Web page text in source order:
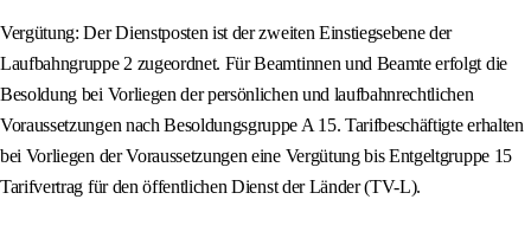
Vergütung: Der Dienstposten ist der zweiten Einstiegsebene der
Laufbahngruppe 2 zugeordnet. Für Beamtinnen und Beamte erfolgt die
Besoldung bei Vorliegen der persönlichen und laufbahnrechtlichen
Voraussetzungen nach Besoldungsgruppe A 15. Tarifbeschäftigte erhalten
bei Vorliegen der Voraussetzungen eine Vergütung bis Entgeltgruppe 15
Tarifvertrag für den öffentlichen Dienst der Länder (TV-L).